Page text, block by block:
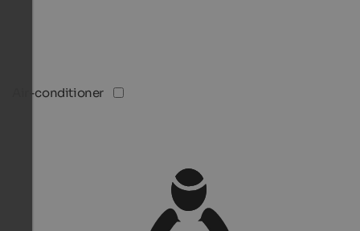
Air-conditioner